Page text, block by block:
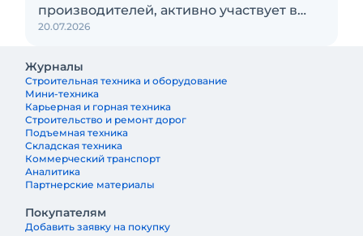
производителей, активно участвует в
локализации производства
Тосно. В перспективе здесь планируют
наладить выпуск экскаваторов и
фронтальных погрузчиков Lovol
20.07.2026
Журналы
Строительная техника и оборудование
Мини-техника
Карьерная и горная техника
Строительство и ремонт дорог
Подъемная техника
Складская техника
Коммерческий транспорт
Аналитика
Партнерские материалы
Покупателям
Добавить заявку на покупку